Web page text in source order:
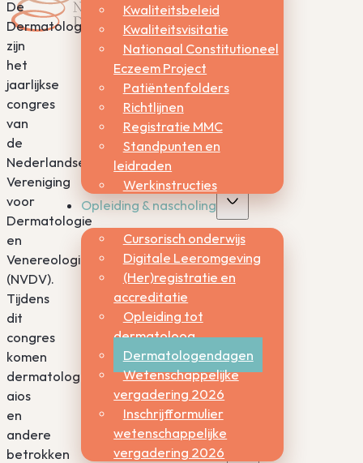
Kwaliteitsbeleid
Kwaliteitsvisitatie
Nationaal Constitutioneel
Eczeem Project
Patiëntenfolders
Richtlijnen
Registratie MMC
Standpunten en
leidraden
Werkinstructies
Opleiding & nascholing
Cursorisch onderwijs
Digitale Leeromgeving
(Her)registratie en
accreditatie
Opleiding tot
dermatoloog
Dermatologendagen
Wetenschappelijke
vergadering 2026
Inschrijfformulier
wetenschappelijke
vergadering 2026
De
Dermatologendagen
zijn
het
jaarlijkse
congres
van
de
Nederlandse
Vereniging
voor
Dermatologie
en
Venereologie
(NVDV).
Tijdens
dit
congres
komen
dermatologen,
aios
en
andere
betrokken